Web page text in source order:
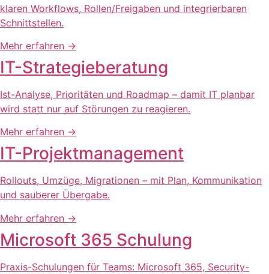
klaren Workflows, Rollen/Freigaben und integrierbaren
Schnittstellen.
Mehr erfahren →
IT-Strategieberatung
Ist-Analyse, Prioritäten und Roadmap – damit IT planbar
wird statt nur auf Störungen zu reagieren.
Mehr erfahren →
IT-Projektmanagement
Rollouts, Umzüge, Migrationen – mit Plan, Kommunikation
und sauberer Übergabe.
Mehr erfahren →
Microsoft 365 Schulung
Praxis-Schulungen für Teams: Microsoft 365, Security-